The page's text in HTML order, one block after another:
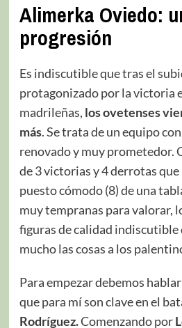
Alimerka Oviedo:
progresión
Es indiscutible que tras el
protagonizado por la victoria
madrileñas, los ovetenses
más. Se trata de un equipo
renovado y muy prometedor.
de 3 victorias y 4 derrotas que
puesto cómodo (8) de una
muy tempranas para valorar,
figuras de calidad indiscutible
mucho las cosas a los
Para empezar debemos
que para mí son clave en el
Rodríguez.Comenzando por